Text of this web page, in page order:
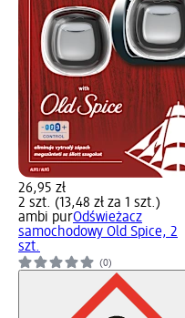
26,95 zł
2 szt. (13,48 zł za 1 szt.)
ambi purOdświeżacz
samochodowy Old Spice, 2
szt.
(0)